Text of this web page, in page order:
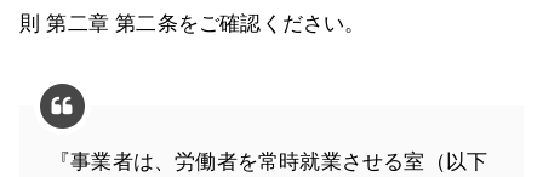
則 第二章 第二条をご確認ください。
『事業者は、労働者を常時就業させる室（以下